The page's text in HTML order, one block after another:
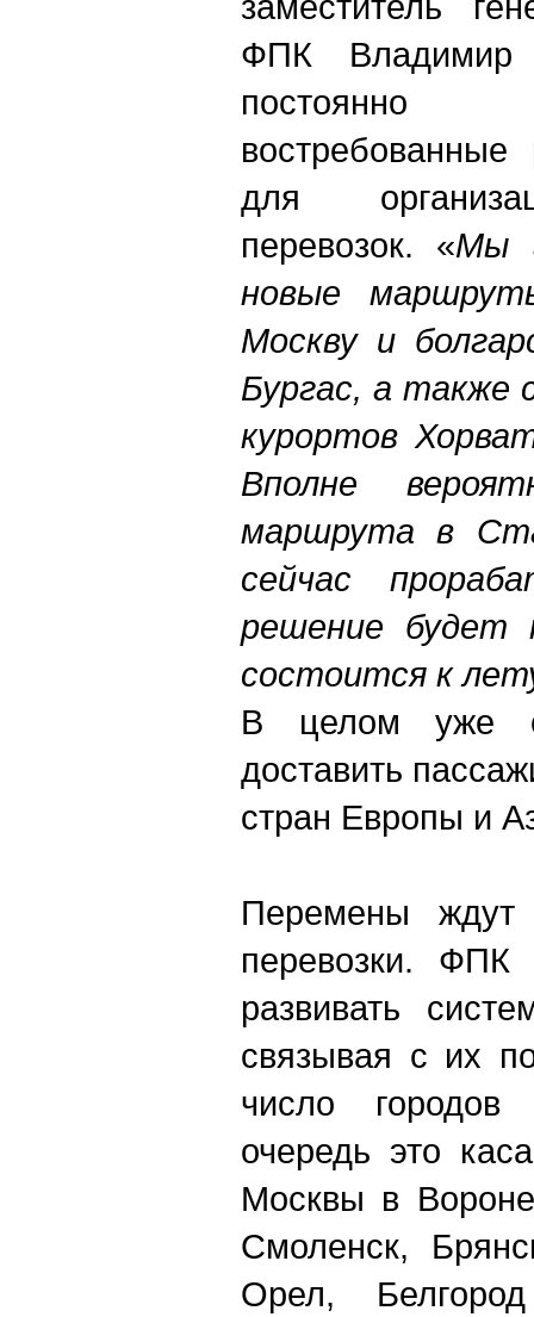
ФПК Владимир
для
перевозок. «Мы
новые
Москву и
Бургас, а также
курортов
Вполне
маршрута в
сейчас
решение будет
состоится к
В целом уже
доставить
стран Европы и
Перемены ждут
перевозки.
развивать
связывая с их
число
очередь это
Москвы в
Смоленск,
Орел,